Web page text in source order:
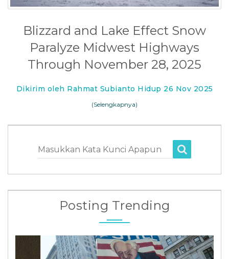
Blizzard and Lake Effect Snow
Paralyze Midwest Highways
Through November 28, 2025
Dikirim oleh Rahmat Subianto Hidup 26 Nov 2025
(Selengkapnya)
Masukkan Kata Kunci Apapun
Posting Trending